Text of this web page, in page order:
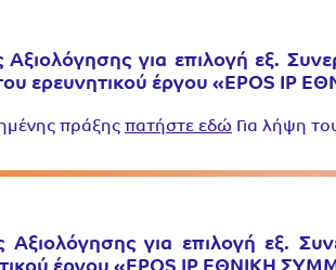
Αξιολόγησης για επιλογή εξ.
ερευνητικού έργου «EPOS IP
πράξης πατήστε εδώ Για λήψη
Αξιολόγησης για επιλογή